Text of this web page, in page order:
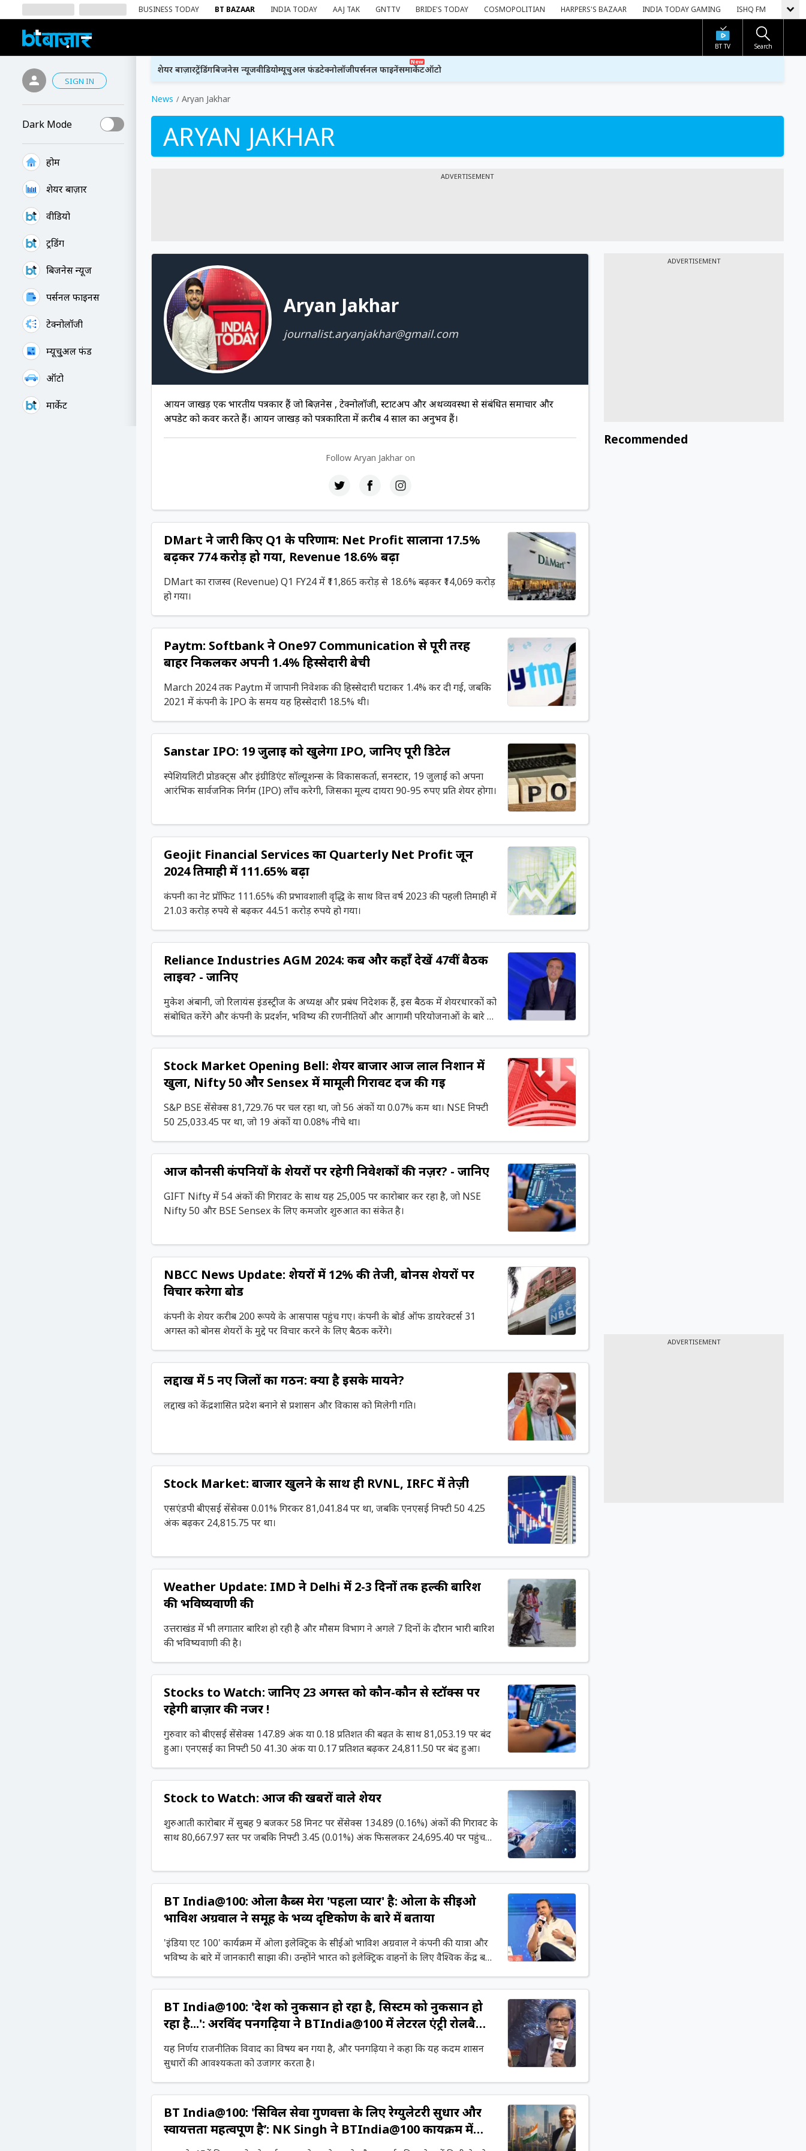
BUSINESS TODAY BT BAZAAR INDIA TODAY AAJ TAK GNTTV BRIDE'S TODAY COSMOPOLITIAN HARPERS'S BAZAAR INDIA TODAY GAMING ISHQ FM
BT TV Search
SIGN IN
Dark Mode
होम
शेयर बाज़ार
वीडियो
ट्रेंडिंग
बिजनेस न्यूज
पर्सनल फाइनेंस
टेक्नोलॉजी
म्यूचु्अल फंड
ऑटो
मार्केट
शेयर बाज़ारट्रेंडिंगबिजनेस न्यूजवीडियोम्यूचुअल फंडटेक्नोलॉजीपर्सनल फाइनेंस
New
मार्केटऑटो
News Aryan Jakhar
ARYAN JAKHAR
ADVERTISEMENT
Aryan Jakhar
journalist.aryanjakhar@gmail.com
आर्यन जाखड़ एक भारतीय पत्रकार हैं जो बिज़नेस , टेक्नोलॉजी, स्टार्टअप और अर्थव्यवस्था से संबंधित समाचार और
अपडेट को कवर करते हैं। आर्यन जाखड़ को पत्रकारिता में क़रीब 4 साल का अनुभव हैं।
Follow Aryan Jakharon
DMart ने जारी किए Q1 के परिणाम: Net Profit सालाना 17.5%
बढ़कर ₹774 करोड़ हो गया, Revenue 18.6% बढ़ा
DMart का राजस्व (Revenue) Q1 FY24 में ₹11,865 करोड़ से 18.6% बढ़कर ₹14,069 करोड़
हो गया।
Paytm: Softbank ने One97 Communication से पूरी तरह
बाहर निकलकर अपनी 1.4% हिस्सेदारी बेची
March 2024 तक Paytm में जापानी निवेशक की हिस्सेदारी घटाकर 1.4% कर दी गई, जबकि
2021 में कंपनी के IPO के समय यह हिस्सेदारी 18.5% थी।
Sanstar IPO: 19 जुलाई को खुलेगा IPO, जानिए पूरी डिटेल
स्पेशियलिटी प्रोडक्ट्स और इंग्रीडिएंट सॉल्यूशन्स के विकासकर्ता, सनस्टार, 19 जुलाई को अपना
आरंभिक सार्वजनिक निर्गम (IPO) लॉंच करेगी, जिसका मूल्य दायरा 90-95 रुपए प्रति शेयर होगा।
Geojit Financial Services का Quarterly Net Profit जून
2024 तिमाही में 111.65% बढ़ा
कंपनी का नेट प्रॉफिट 111.65% की प्रभावशाली वृद्धि के साथ वित्त वर्ष 2023 की पहली तिमाही में
21.03 करोड़ रुपये से बढ़कर 44.51 करोड़ रुपये हो गया।
Reliance Industries AGM 2024: कब और कहाँ देखें 47वीं बैठक
लाइव? - जानिए
मुकेश अंबानी, जो रिलायंस इंडस्ट्रीज के अध्यक्ष और प्रबंध निदेशक हैं, इस बैठक में शेयरधारकों को
संबोधित करेंगे और कंपनी के प्रदर्शन, भविष्य की रणनीतियों और आगामी परियोजनाओं के बारे में
Stock Market Opening Bell: शेयर बाजार आज लाल निशान में
खुला, Nifty 50 और Sensex में मामूली गिरावट दर्ज की गई
S&P BSE सेंसेक्स 81,729.76 पर चल रहा था, जो 56 अंकों या 0.07% कम था। NSE निफ्टी
50 25,033.45 पर था, जो 19 अंकों या 0.08% नीचे था।
आज कौनसी कंपनियों के शेयरों पर रहेगी निवेशकों की नज़र? - जानिए
GIFT Nifty में 54 अंकों की गिरावट के साथ यह 25,005 पर कारोबार कर रहा है, जो NSE
Nifty 50 और BSE Sensex के लिए कमजोर शुरुआत का संकेत है।
NBCC News Update: शेयरों में 12% की तेजी, बोनस शेयरों पर
विचार करेगा बोर्ड
कंपनी के शेयर करीब 200 रूपये के आसपास पहुंच गए। कंपनी के बोर्ड ऑफ डायरेक्टर्स 31
अगस्त को बोनस शेयरों के मुद्दे पर विचार करने के लिए बैठक करेंगे।
लद्दाख में 5 नए जिलों का गठन: क्या है इसके मायने?
लद्दाख को केंद्रशासित प्रदेश बनाने से प्रशासन और विकास को मिलेगी गति।
Stock Market: बाजार खुलने के साथ ही RVNL, IRFC में तेज़ी
एसएंडपी बीएसई सेंसेक्स 0.01% गिरकर 81,041.84 पर था, जबकि एनएसई निफ्टी 50 4.25
अंक बढ़कर 24,815.75 पर था।
Weather Update: IMD ने Delhi में 2-3 दिनों तक हल्की बारिश
की भविष्यवाणी की
उत्तराखंड में भी लगातार बारिश हो रही है और मौसम विभाग ने अगले 7 दिनों के दौरान भारी बारिश
की भविष्यवाणी की है।
Stocks to Watch: जानिए 23 अगस्त को कौन-कौन से स्टॉक्स पर
रहेगी बाज़ार की नजर !
गुरुवार को बीएसई सेंसेक्स 147.89 अंक या 0.18 प्रतिशत की बढ़त के साथ 81,053.19 पर बंद
हुआ। एनएसई का निफ्टी 50 41.30 अंक या 0.17 प्रतिशत बढ़कर 24,811.50 पर बंद हुआ।
Stock to Watch: आज की खबरों वाले शेयर
शुरुआती कारोबार में सुबह 9 बजकर 58 मिनट पर सेंसेक्स 134.89 (0.16%) अंकों की गिरावट के
साथ 80,667.97 स्तर पर जबकि निफ्टी 3.45 (0.01%) अंक फिसलकर 24,695.40 पर पहुंच
BT India@100: ओला कैब्स मेरा 'पहला प्यार' है: ओला के सीईओ
भाविश अग्रवाल ने समूह के भव्य दृष्टिकोण के बारे में बताया
'इंडिया एट 100' कार्यक्रम में ओला इलेक्ट्रिक के सीईओ भाविश अग्रवाल ने कंपनी की यात्रा और
भविष्य के बारे में जानकारी साझा की। उन्होंने भारत को इलेक्ट्रिक वाहनों के लिए वैश्विक केंद्र बनाने
BT India@100: 'देश को नुकसान हो रहा है, सिस्टम को नुकसान हो
रहा है...': अरविंद पनगढ़िया ने BTIndia@100 में लेटरल एंट्री रोलबैक
पर खुलकर बात की
यह निर्णय राजनीतिक विवाद का विषय बन गया है, और पनगढ़िया ने कहा कि यह कदम शासन
सुधारों की आवश्यकता को उजागर करता है।
BT India@100: 'सिविल सेवा गुणवत्ता के लिए रेग्युलेटरी सुधार और
स्वायत्तता महत्वपूर्ण है’: NK Singh ने BTIndia@100 कार्यक्रम में
ADVERTISEMENT
Recommended
ADVERTISEMENT